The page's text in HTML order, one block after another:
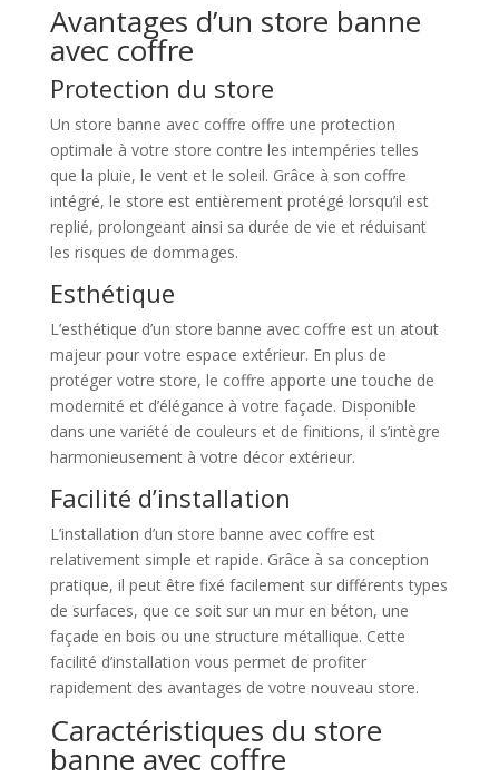
Avantages d’un store banne
avec coffre
Protection du store
Un store banne avec coffre offre une protection
optimale à votre store contre les intempéries telles
que la pluie, le vent et le soleil. Grâce à son coffre
intégré, le store est entièrement protégé lorsqu’il est
replié, prolongeant ainsi sa durée de vie et réduisant
les risques de dommages.
Esthétique
L’esthétique d’un store banne avec coffre est un atout
majeur pour votre espace extérieur. En plus de
protéger votre store, le coffre apporte une touche de
modernité et d’élégance à votre façade. Disponible
dans une variété de couleurs et de finitions, il s’intègre
harmonieusement à votre décor extérieur.
Facilité d’installation
L’installation d’un store banne avec coffre est
relativement simple et rapide. Grâce à sa conception
pratique, il peut être fixé facilement sur différents types
de surfaces, que ce soit sur un mur en béton, une
façade en bois ou une structure métallique. Cette
facilité d’installation vous permet de profiter
rapidement des avantages de votre nouveau store.
Caractéristiques du store
banne avec coffre